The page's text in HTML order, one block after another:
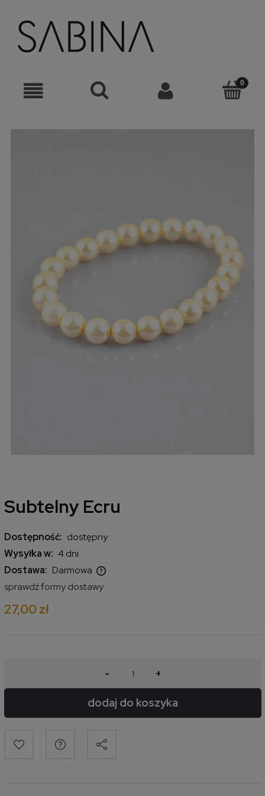
Subtelny Ecru
Dostępność: dostępny
Wysyłka w: 4 dni
Dostawa: Darmowa
Cena nie zawiera ewentualnych kosztów płatności
sprawdź formy dostawy
27,00 zł
- +
dodaj do koszyka